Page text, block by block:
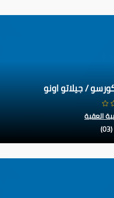
/ جيلاتو اونو
العقبة